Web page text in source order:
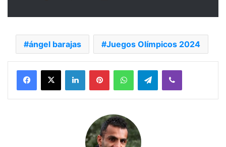
ángel barajas Juegos Olímpicos 2024
Facebook
X LinkedInPinterestWhatsAppTelegramViber